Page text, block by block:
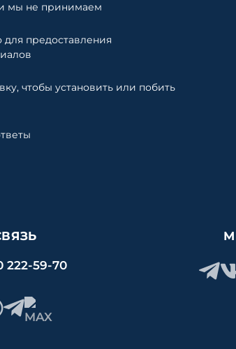
мы не принимаем
для предоставления
чтобы установить или побить
222-59-70